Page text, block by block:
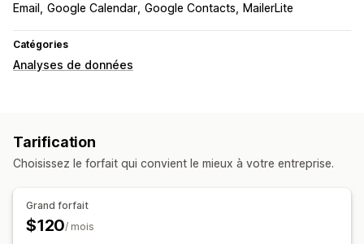
Email Google Calendar Google Contacts MailerLite
Catégories
Analyses de données
Tarification
Choisissez le forfait qui convient le mieux à votre entreprise.
Grand forfait
$120/ mois